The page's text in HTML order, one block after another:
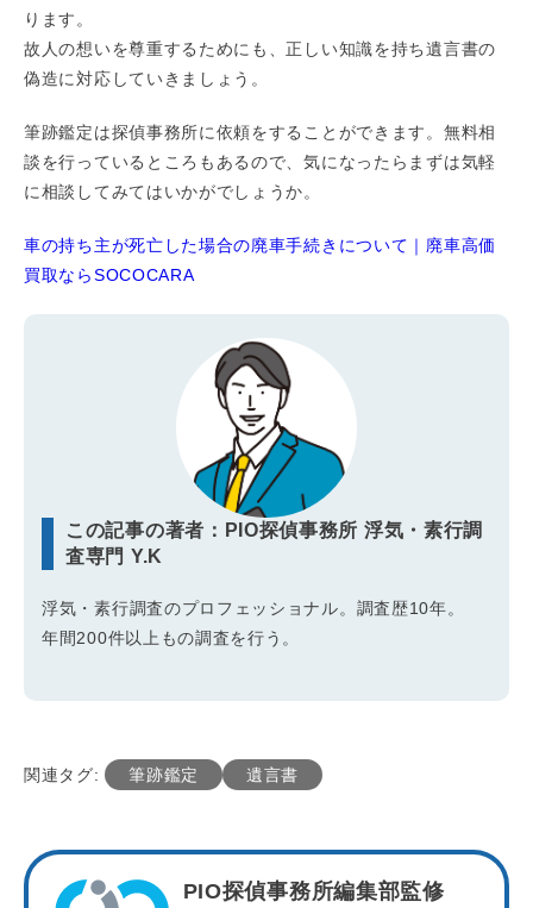
ります。
故人の想いを尊重するためにも、正しい知識を持ち遺言書の
偽造に対応していきましょう。
筆跡鑑定は探偵事務所に依頼をすることができます。無料相
談を行っているところもあるので、気になったらまずは気軽
に相談してみてはいかがでしょうか。
車の持ち主が死亡した場合の廃車手続きについて｜廃車高価
買取ならSOCOCARA
この記事の著者：PIO探偵事務所 浮気・素行調
査専門 Y.K
浮気・素行調査のプロフェッショナル。調査歴10年。
年間200件以上もの調査を行う。
関連タグ: 筆跡鑑定 遺言書
PIO探偵事務所編集部監修